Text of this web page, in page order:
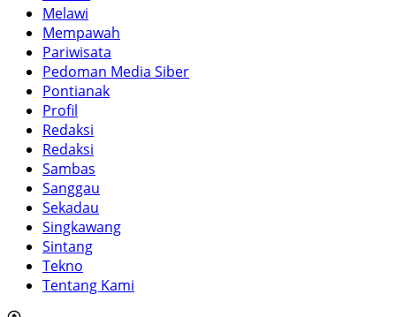
Melawi
Mempawah
Pariwisata
Pedoman Media Siber
Pontianak
Profil
Redaksi
Redaksi
Sambas
Sanggau
Sekadau
Singkawang
Sintang
Tekno
Tentang Kami